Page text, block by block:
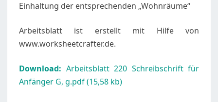
Einhaltung der entsprechenden „Wohnräume“
Arbeitsblatt ist erstellt mit Hilfe von
www.worksheetcrafter.de.
Download: Arbeitsblatt 220 Schreibschrift für
Anfänger G, g.pdf (15,58 kb)